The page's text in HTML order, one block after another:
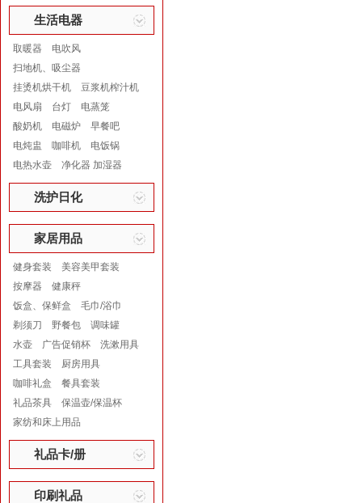
生活电器
取暖器
电吹风
扫地机、吸尘器
挂烫机烘干机
豆浆机榨汁机
电风扇
台灯
电蒸笼
酸奶机
电磁炉
早餐吧
电炖盅
咖啡机
电饭锅
电热水壶
净化器 加湿器
洗护日化
家居用品
健身套装
美容美甲套装
按摩器
健康秤
饭盒、保鲜盒
毛巾/浴巾
剃须刀
野餐包
调味罐
水壶
广告促销杯
洗漱用具
工具套装
厨房用具
咖啡礼盒
餐具套装
礼品茶具
保温壶/保温杯
家纺和床上用品
礼品卡/册
印刷礼品